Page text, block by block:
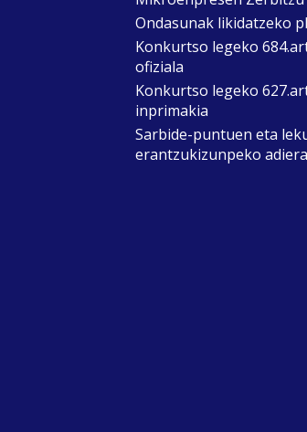
Ondasunak likidatzeko
Konkurtso legeko
ofiziala
Konkurtso legeko
inprimakia
Sarbide-puntuen eta
erantzukizunpeko